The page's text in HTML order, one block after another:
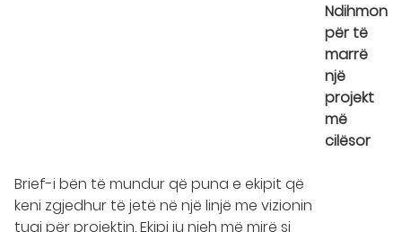
Ndihmon
për të
marrë
një
projekt
më
cilësor
Brief-i bën të mundur që puna e ekipit që
keni zgjedhur të jetë në një linjë me vizionin
tuaj për projektin. Ekipi ju njeh më mirë si